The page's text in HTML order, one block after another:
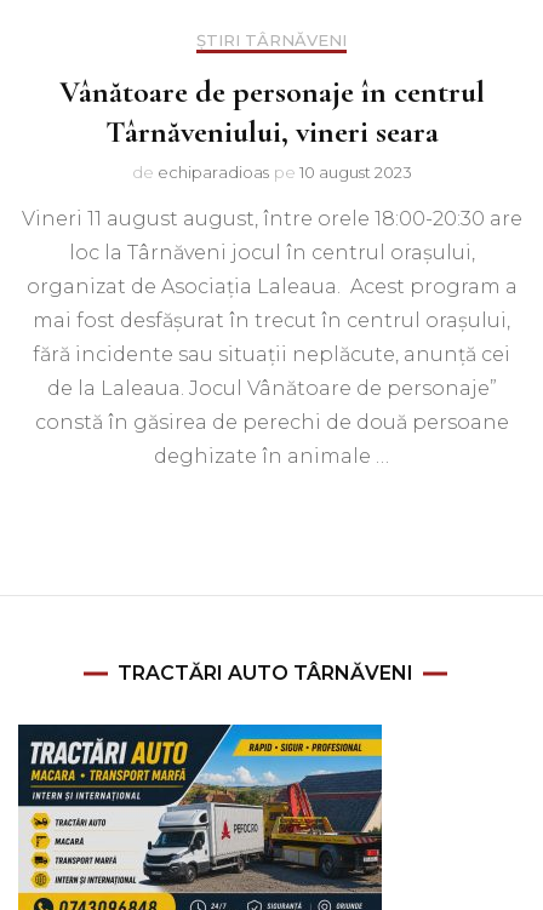
ȘTIRI TÂRNĂVENI
Vânătoare de personaje în centrul
Târnăveniului, vineri seara
de echiparadioas pe 10 august 2023
Vineri 11 august august, între orele 18:00-20:30 are
loc la Târnăveni jocul în centrul orașului,
organizat de Asociația Laleaua. Acest program a
mai fost desfăşurat în trecut în centrul oraşului,
fără incidente sau situaţii neplăcute, anunță cei
de la Laleaua. Jocul Vânătoare de personaje”
constă în găsirea de perechi de două persoane
deghizate în animale …
TRACTĂRI AUTO TÂRNĂVENI